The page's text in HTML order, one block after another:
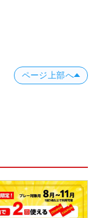
ページ上部へ